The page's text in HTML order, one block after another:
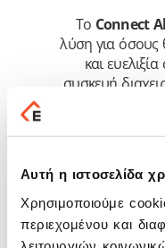
Αυτή η ιστοσελίδα
Χρησιμοποιούμε
περιεχομένου και
Το Connect
λύση για όσους
και
συσκευή
εκδίδετε
νομοθεσία.
αποδοτικότητα
αξιοπιστία της